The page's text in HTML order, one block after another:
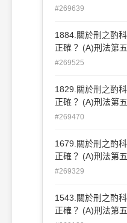
刑，必於犯罪之情
益，包括犯罪行為
依法律加重或減輕
#269639
1884.關於刑之酌
正確？ (A)刑法第五十九條之酌量減輕其
刑，必於犯罪之情
益，包括犯罪行為
依法律加重或減輕
#269525
1829.關於刑之酌
正確？ (A)刑法第五十九條之酌量減輕其
刑，必於犯罪之情
益，包括犯罪行為
依法律加重或減輕
#269470
1679.關於刑之酌
正確？ (A)刑法第五十九條之酌量減輕其
刑，必於犯罪之情
益，包括犯罪行為
依法律加重或減輕
#269329
1543.關於刑之酌
正確？ (A)刑法第五十九條之酌量減輕其